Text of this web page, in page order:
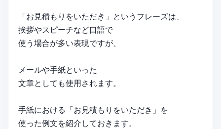
「お見積もりをいただき」というフレーズは、
挨拶やスピーチなど口語で
使う場合が多い表現ですが、
メールや手紙といった
文章としても使用されます。
手紙における「お見積もりをいただき」を
使った例文を紹介しておきます。